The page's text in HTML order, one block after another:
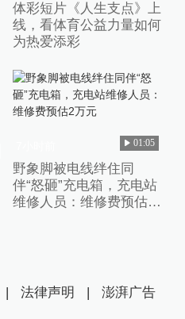
体彩短片《人生支点》上
线，看体育公益力量如何
为热爱添彩
01:05
野象脚被电线绊住同
伴“怒砸”充电箱，充电站
维修人员：维修费预估2
| 法律声明 | 澎湃广告